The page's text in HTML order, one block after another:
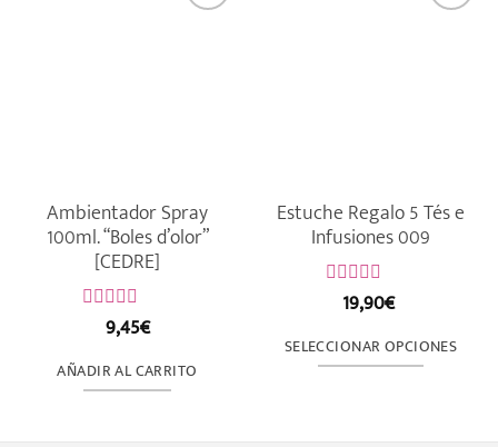
Ambientador Spray
100ml. “Boles d’olor”
[CEDRE]
Valorado
de
5
9,45€
AÑADIR AL CARRITO
Estuche Regalo 5 Tés e
Infusiones 009
Valorado
de
5
19,90€
SELECCIONAR OPCIONES